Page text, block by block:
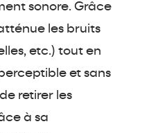
sonore. Grâce
les bruits
etc.) tout en
et sans
retirer les
à sa